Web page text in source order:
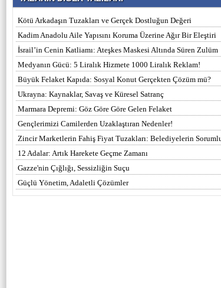
Kötü Arkadaşın Tuzakları ve Gerçek Dostluğun Değeri
Kadim Anadolu Aile Yapısını Koruma Üzerine Ağır Bir Eleştiri
İsrail’in Cenin Katliamı: Ateşkes Maskesi Altında Süren Zulüm
Medyanın Gücü: 5 Liralık Hizmete 1000 Liralık Reklam!
Büyük Felaket Kapıda: Sosyal Konut Gerçekten Çözüm mü?
Ukrayna: Kaynaklar, Savaş ve Küresel Satranç
Marmara Depremi: Göz Göre Göre Gelen Felaket
Gençlerimizi Camilerden Uzaklaştıran Nedenler!
Zincir Marketlerin Fahiş Fiyat Tuzakları: Belediyelerin
12 Adalar: Artık Harekete Geçme Zamanı
Gazze'nin Çığlığı, Sessizliğin Suçu
Güçlü Yönetim, Adaletli Çözümler